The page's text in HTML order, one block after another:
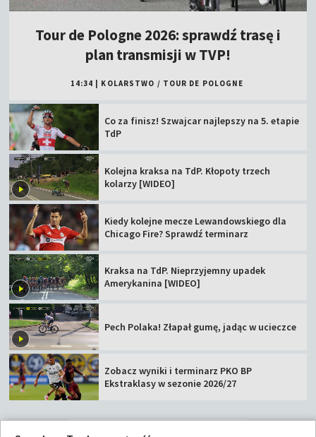
Tour de Pologne 2026: sprawdź trasę i
plan transmisji w TVP!
14:34 KOLARSTWO / TOUR DE POLOGNE
Co za finisz! Szwajcar najlepszy na 5. etapie
TdP
Kolejna kraksa na TdP. Kłopoty trzech
kolarzy [WIDEO]
Kiedy kolejne mecze Lewandowskiego dla
Chicago Fire? Sprawdź terminarz
Kraksa na TdP. Nieprzyjemny upadek
Amerykanina [WIDEO]
Pech Polaka! Złapał gumę, jadąc w ucieczce
Zobacz wyniki i terminarz PKO BP
Ekstraklasy w sezonie 2026/27